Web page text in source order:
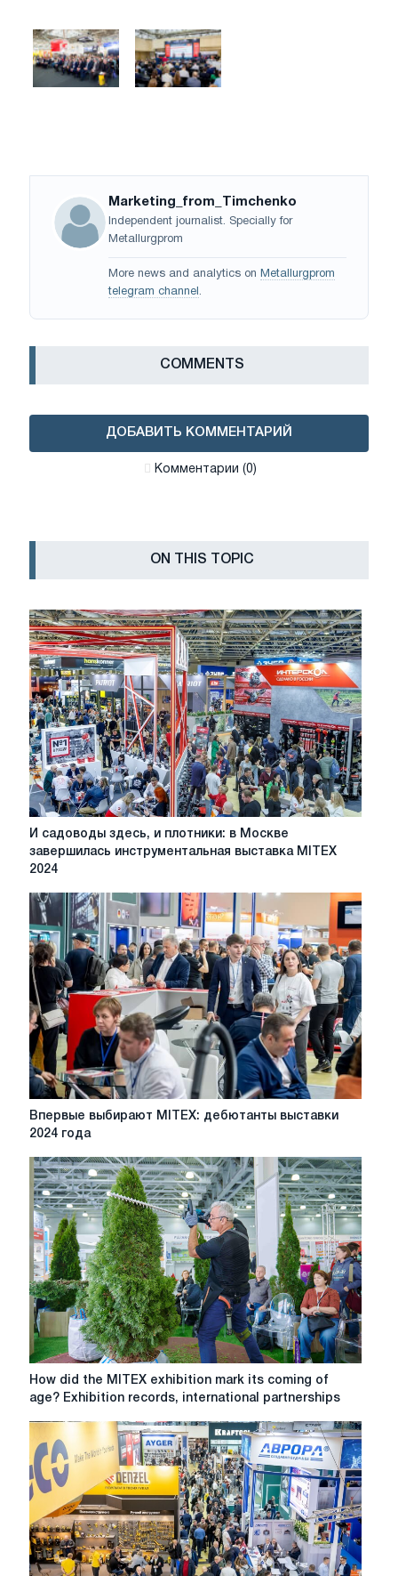
Marketing_from_Timchenko
Independent journalist. Specially for
Metallurgprom
More news and analytics on Metallurgprom
telegram channel .
СOMMENTS
ДОБАВИТЬ КОММЕНТАРИЙ
Комментарии (0)
ON THIS TOPIC
И
садоводы
здесь,
плотники:
Москве
завершилась
инструментальная
выставка
MITEX
2024
И садоводы здесь, и плотники: в Москве
завершилась инструментальная выставка MITEX
2024
Впервые
выбирают
дебютанты
выставки
2024
года
Впервые выбирают MITEX: дебютанты выставки
2024 года
How
exhibition
mark
its
coming
of
age?
Exhibition
How did the MITEX exhibition mark its coming of
age? Exhibition records, international partnerships